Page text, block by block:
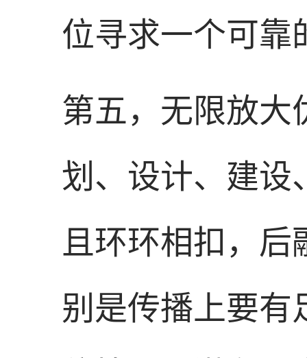
位寻求一个可靠
第五，无限放大
划、设计、建设
且环环相扣，
别是传播上要有